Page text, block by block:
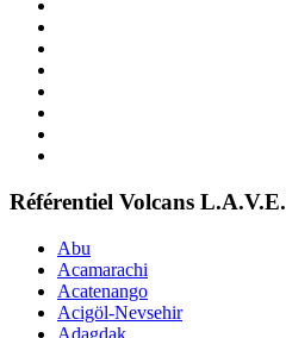
Référentiel Volcans L.A.V.E.
Abu
Acamarachi
Acatenango
Acigöl-Nevsehir
Adagdak